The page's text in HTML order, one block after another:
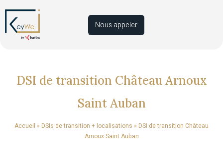
Nous appeler
DSI de transition Château Arnoux
Saint Auban
Accueil » DSIs de transition + localisations » DSI de transition Château
Arnoux Saint Auban